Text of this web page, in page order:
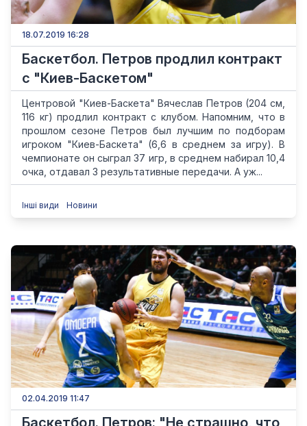
18.07.2019 16:28
Баскетбол. Петров продлил контракт
с "Киев-Баскетом"
Центровой "Киев-Баскета" Вячеслав Петров (204 см,
116 кг) продлил контракт с клубом. Напомним, что в
прошлом сезоне Петров был лучшим по подборам
игроком "Киев-Баскета" (6,6 в среднем за игру). В
чемпионате он сыграл 37 игр, в среднем набирал 10,4
очка, отдавал 3 результативные передачи. А уж...
Інші види Новини
02.04.2019 11:47
Баскетбол. Петров: "Не страшно, что